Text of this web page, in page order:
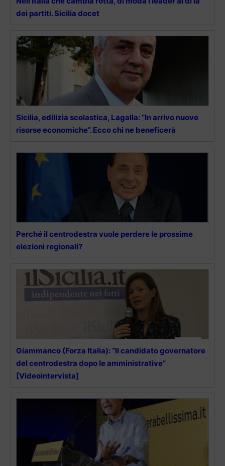
dei partiti. Sicilia docet
Sicilia, edilizia scolastica, Lagalla: “In arrivo nuove
risorse economiche”. Ecco chi ne beneficerà
Perché il centrodestra vuole perdere le prossime
elezioni regionali?
Giammanco (Forza Italia): “Il candidato governatore
del centrodestra dopo le amministrative”
[Videointervista]